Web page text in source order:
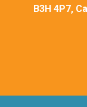
B3H 4P7,